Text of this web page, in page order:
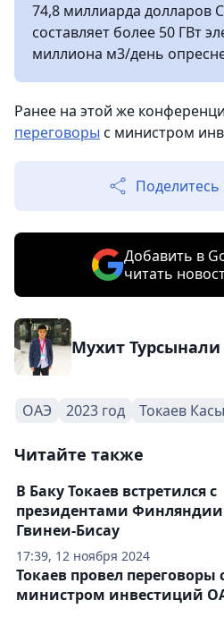
74,8 миллиарда
составляет более 50 ГВт
миллиона м3/день
Ранее на этой же
переговоры с министром
Добавить в
читать
Мухит Турсынали
ОАЭ 2023 год Токаев
Читайте также
17:39, 12 ноября 2024
В Баку Токаев встретился с
президентами
Гвинеи-Бисау
Токаев провел переговоры
министром инвестиций